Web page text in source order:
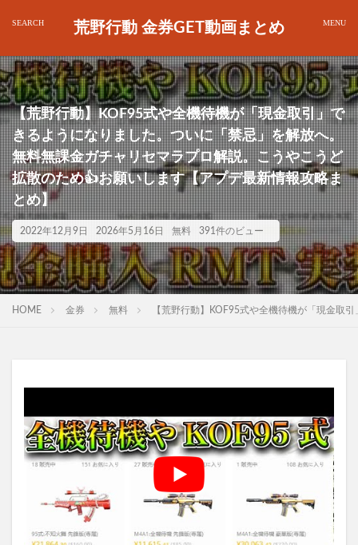
荒野行動 金券GET動画まとめ
【荒野行動】KOF95式や全機待機が「現金取引」で
きるようになりました。ついに「禁忌」を解放へ。
無料無課金ガチャリセマラプロ解説。こうやこうど
拡散のため👍お願いします【アプデ最新情報攻略ま
とめ】
2022年12月9日 2026年5月16日 無料 391件のビュー
HOME 金券 無料 【荒野行動】KOF95式や全機待機が「現金取